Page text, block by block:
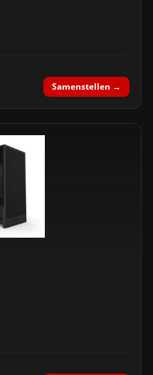
Samenstellen →